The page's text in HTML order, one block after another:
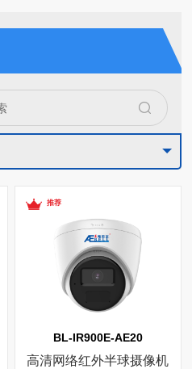
推荐
BL-IR900E-AE20
高清网络红外半球摄像机